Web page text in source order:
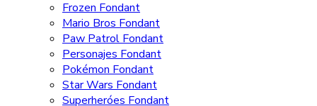
Frozen Fondant
Mario Bros Fondant
Paw Patrol Fondant
Personajes Fondant
Pokémon Fondant
Star Wars Fondant
Superheróes Fondant